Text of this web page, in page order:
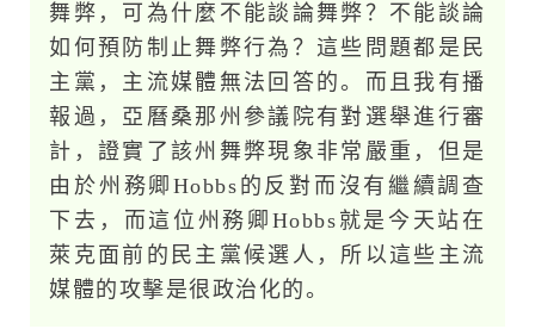
舞弊，可為什麼不能談論舞弊？不能談論
如何預防制止舞弊行為？這些問題都是民
主黨，主流媒體無法回答的。而且我有播
報過，亞曆桑那州參議院有對選舉進行審
計，證實了該州舞弊現象非常嚴重，但是
由於州務卿Hobbs的反對而沒有繼續調查
下去，而這位州務卿Hobbs就是今天站在
萊克面前的民主黨候選人，所以這些主流
媒體的攻擊是很政治化的。